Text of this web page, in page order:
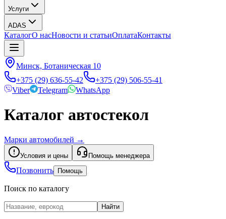
Услуги
ADAS
КаталогО насНовости и статьиОплатаКонтакты
Минск, Ботаническая 10
+375 (29) 636-55-42
+375 (29) 506-55-41
Viber
Telegram WhatsApp
Каталог автостекол
Марки автомобилей →
Условия и цены Помощь менеджера
Позвонить Помощь
Поиск по каталогу
Найти